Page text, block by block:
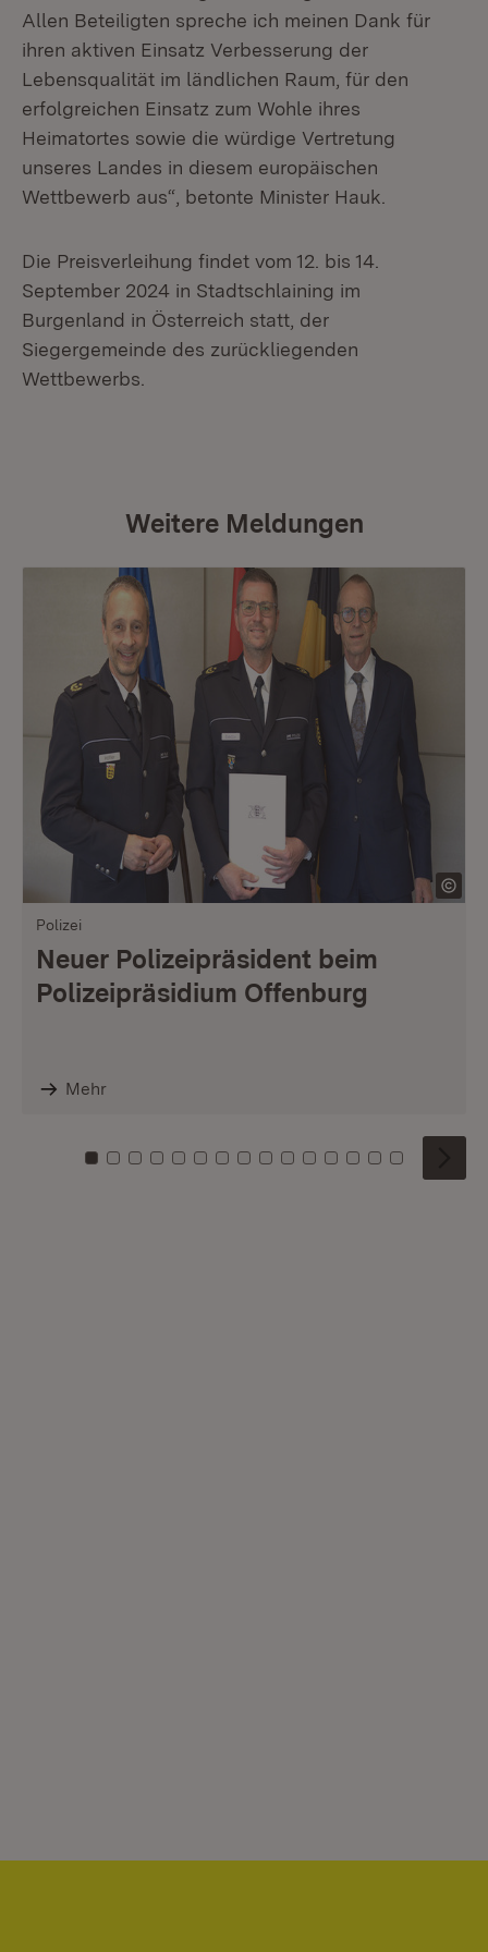
Allen Beteiligten spreche ich meinen Dank für
ihren aktiven Einsatz Verbesserung der
Lebensqualität im ländlichen Raum, für den
erfolgreichen Einsatz zum Wohle ihres
Heimatortes sowie die würdige Vertretung
unseres Landes in diesem europäischen
Wettbewerb aus“, betonte Minister Hauk.
Die Preisverleihung findet vom 12. bis 14.
September 2024 in Stadtschlaining im
Burgenland in Österreich statt, der
Siegergemeinde des zurückliegenden
Wettbewerbs.
Weitere Meldungen
Polizei
Neuer Polizeipräsident beim
Polizeipräsidium Offenburg
Mehr
Zu Kachel: 0
Zu Kachel: 1
Zu Kachel: 2
Zu Kachel: 3
Zu Kachel: 4
Zu Kachel: 5
Zu Kachel: 6
Zu Kachel: 7
Zu Kachel: 8
Zu Kachel: 9
Zu Kachel: 10
Zu Kachel: 11
Zu Kachel: 12
Zu Kachel:
Zu